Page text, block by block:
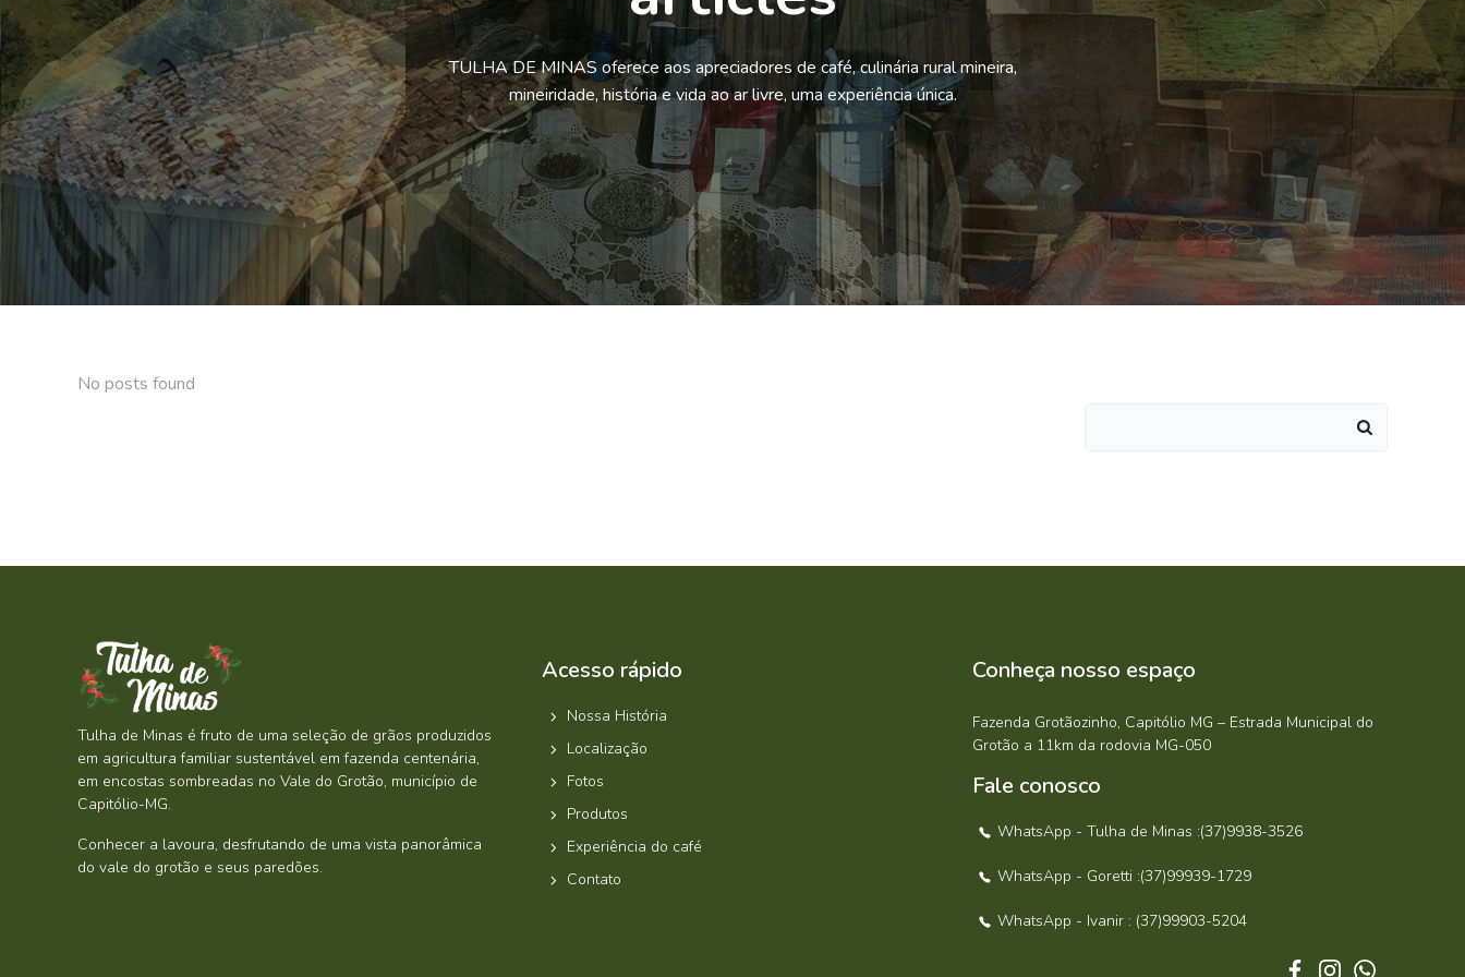
TULHA DE MINAS oferece aos apreciadores de café, culinária rural mineira,
mineiridade, história e vida ao ar livre, uma experiência única.
No posts found
Tulha de Minas é fruto de uma seleção de grãos produzidos
em agricultura familiar sustentável em fazenda centenária,
em encostas sombreadas no Vale do Grotão, município de
Capitólio-MG.
Conhecer a lavoura, desfrutando de uma vista panorâmica
do vale do grotão e seus paredões.
Acesso rápido
Nossa História
Localização
Fotos
Produtos
Experiência do café
Contato
Conheça nosso espaço
Fazenda Grotãozinho, Capitólio MG – Estrada Municipal do
Grotão a 11km da rodovia MG-050
Fale conosco
WhatsApp - Tulha de Minas :(37)9938-3526
WhatsApp - Goretti :(37)99939-1729
WhatsApp - Ivanir : (37)99903-5204